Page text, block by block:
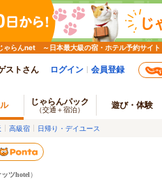
ゃらんnet ～日本最大級の宿・ホテル予約サイト
ストさん ログイン 会員登録
じゃらんパック
（交通＋宿泊） 遊び・体験
高級宿 日帰り・デイユース
ッツhotel）